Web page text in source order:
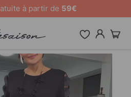
tout le site [CODE: 26MY10]